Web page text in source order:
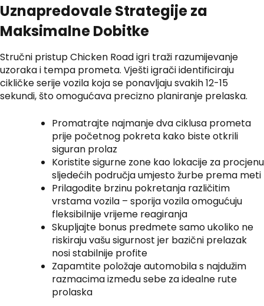
Uznapredovale Strategije za
Maksimalne Dobitke
Stručni pristup Chicken Road igri traži razumijevanje
uzoraka i tempa prometa. Vješti igrači identificiraju
cikličke serije vozila koja se ponavljaju svakih 12-15
sekundi, što omogućava precizno planiranje prelaska.
Promatrajte najmanje dva ciklusa prometa
prije početnog pokreta kako biste otkrili
siguran prolaz
Koristite sigurne zone kao lokacije za procjenu
sljedećih područja umjesto žurbe prema meti
Prilagodite brzinu pokretanja različitim
vrstama vozila – sporija vozila omogućuju
fleksibilnije vrijeme reagiranja
Skupljajte bonus predmete samo ukoliko ne
riskiraju vašu sigurnost jer bazični prelazak
nosi stabilnije profite
Zapamtite položaje automobila s najdužim
razmacima između sebe za idealne rute
prolaska